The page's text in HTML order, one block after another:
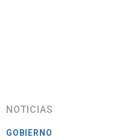
NOTICIAS
GOBIERNO